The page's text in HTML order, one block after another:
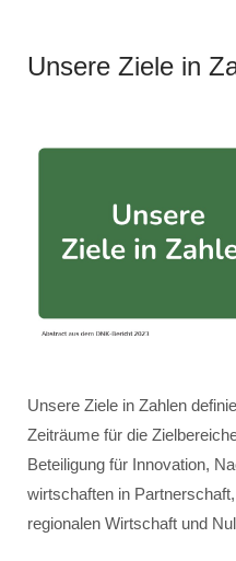
Unsere Ziele in
Unsere Ziele in Zahlen
Zeiträume für die
Beteiligung für Innovation,
wirtschaften in
regionalen Wirtschaft und